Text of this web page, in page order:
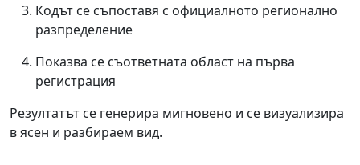
Кодът се съпоставя с официалното регионално
разпределение
Показва се съответната област на първа
регистрация
Резултатът се генерира мигновено и се визуализира
в ясен и разбираем вид.